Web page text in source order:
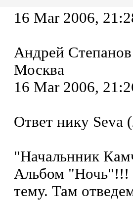
16 Mar 2006,
Андрей Степанов
Москва
16 Mar 2006,
Ответ нику Seva
"Начальнник
Альбом "Ночь"!!!
тему. Там